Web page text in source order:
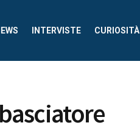
INTERVISTE CURIOSITÀ